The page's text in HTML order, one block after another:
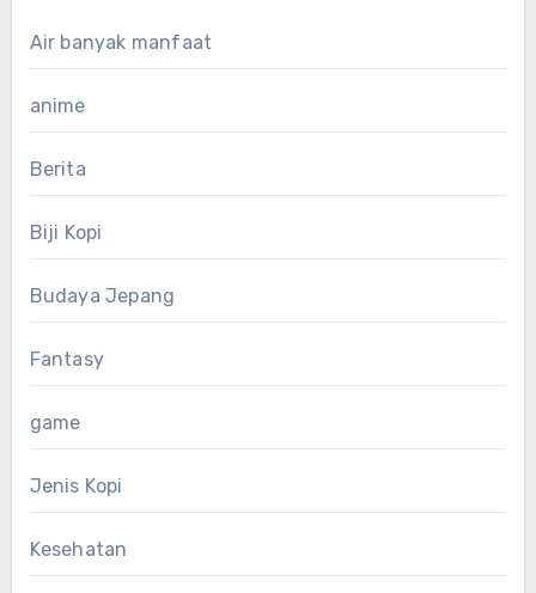
Air banyak manfaat
anime
Berita
Biji Kopi
Budaya Jepang
Fantasy
game
Jenis Kopi
Kesehatan